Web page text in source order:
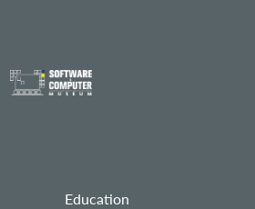
Education